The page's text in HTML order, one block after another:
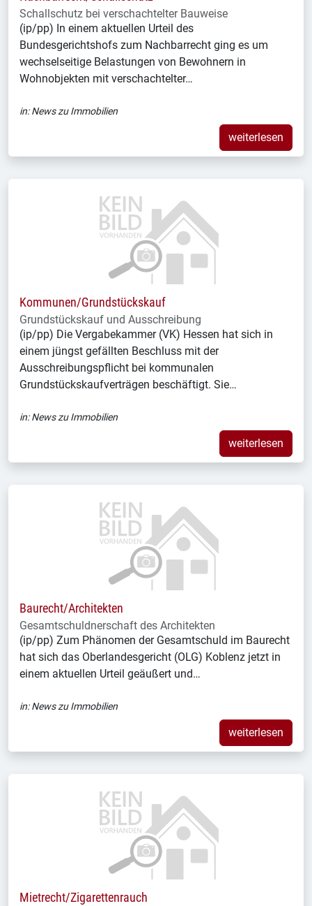
Schallschutz bei verschachtelter Bauweise
(ip/pp) In einem aktuellen Urteil des
Bundesgerichtshofs zum Nachbarrecht ging es um
wechselseitige Belastungen von Bewohnern in
Wohnobjekten mit verschachtelter…
in:News zu Immobilien
weiterlesen
Kommunen/Grundstückskauf
Grundstückskauf und Ausschreibung
(ip/pp) Die Vergabekammer (VK) Hessen hat sich in
einem jüngst gefällten Beschluss mit der
Ausschreibungspflicht bei kommunalen
Grundstückskaufverträgen beschäftigt. Sie…
in:News zu Immobilien
weiterlesen
Baurecht/Architekten
Gesamtschuldnerschaft des Architekten
(ip/pp) Zum Phänomen der Gesamtschuld im Baurecht
hat sich das Oberlandesgericht (OLG) Koblenz jetzt in
einem aktuellen Urteil geäußert und…
in:News zu Immobilien
weiterlesen
Mietrecht/Zigarettenrauch